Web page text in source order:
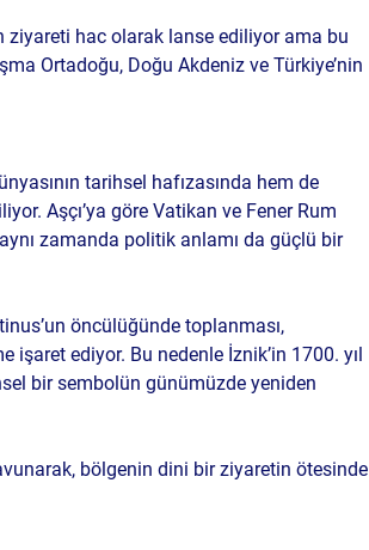
ziyareti hac olarak lanse ediliyor ama bu
Ortadoğu, Doğu Akdeniz ve Türkiye’nin
tarihsel hafızasında hem de
Aşçı’ya göre Vatikan ve Fener Rum
zamanda politik anlamı da güçlü bir
öncülüğünde toplanması,
işaret ediyor. Bu nedenle İznik’in 1700. yıl
bir sembolün günümüzde yeniden
bölgenin dini bir ziyaretin ötesinde